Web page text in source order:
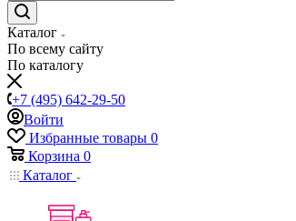
Каталог
По всему сайту
По каталогу
+7 (495) 642-29-50
Войти
Избранные товары 0
Корзина 0
Каталог